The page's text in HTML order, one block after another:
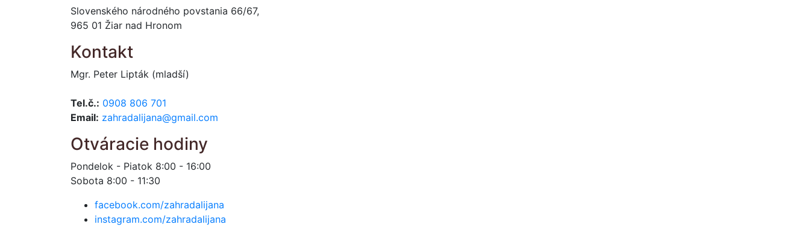
Slovenského národného povstania 66/67,
965 01 Žiar nad Hronom
Kontakt
Mgr. Peter Lipták (mladší)
Tel.č.: 0908 806 701
Email: zahradalijana@gmail.com
Otváracie hodiny
Pondelok - Piatok 8:00 - 16:00
Sobota 8:00 - 11:30
facebook.com/zahradalijana
instagram.com/zahradalijana